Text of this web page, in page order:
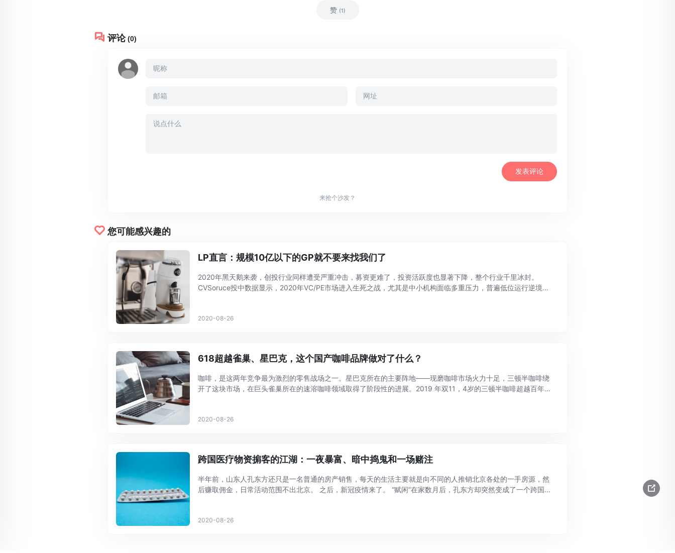
赞 (1)
评论(0)
来抢个沙发？
您可能感兴趣的
LP直言：规模10亿以下的GP就不要来找我们了
2020年黑天鹅来袭，创投行业同样遭受严重冲击，募资更难了，投资活跃度也显著下降，整个行业千里冰封。
CVSoruce投中数据显示，2020年VC/PE市场进入生死之战，尤其是中小机构面临多重压力，普遍低位运行逆境求
2020-08-26
618超越雀巢、星巴克，这个国产咖啡品牌做对了什么？
咖啡，是这两年竞争最为激烈的零售战场之一。星巴克所在的主要阵地——现磨咖啡市场火力十足，三顿半咖啡绕
开了这块市场，在巨头雀巢所在的速溶咖啡领域取得了阶段性的进展。2019 年双11，4岁的三顿半咖啡超越百年
2020-08-26
跨国医疗物资掮客的江湖：一夜暴富、暗中捣鬼和一场赌注
半年前，山东人孔东方还只是一名普通的房产销售，每天的生活主要就是向不同的人推销北京各处的一手房源，然
后赚取佣金，日常活动范围不出北京。 之后，新冠疫情来了。 “赋闲”在家数月后，孔东方却突然变成了一个跨国
2020-08-26